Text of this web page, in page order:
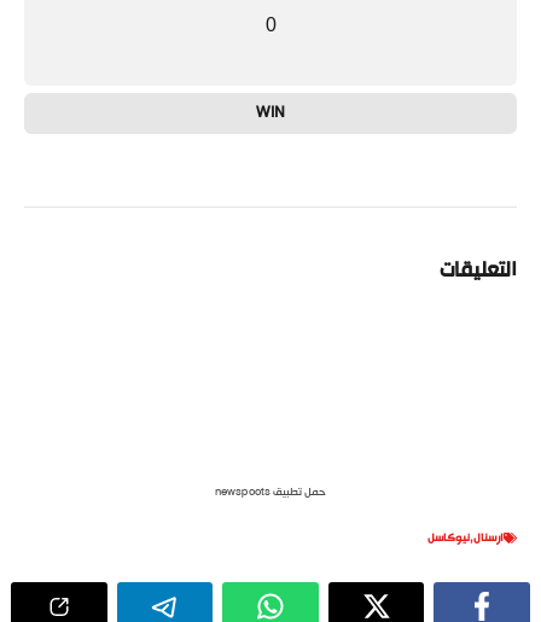
0
WIN
التعليقات
حمل تطبيق newspoots
ارسنال,نيوكاسل